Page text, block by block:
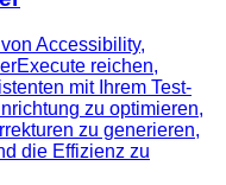
Accessibility,
reichen,
mit Ihrem Test-
zu optimieren,
zu generieren,
die Effizienz zu